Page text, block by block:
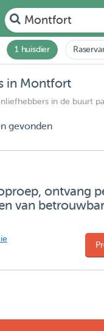
Montfort
1 huisdier
in Montfort
in de buurt
gevonden
ontvang
van